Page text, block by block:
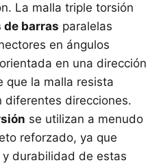
La malla triple torsión
de barras paralelas
en ángulos
en una dirección
que la malla resista
diferentes direcciones.
se utilizan a menudo
reforzado, ya que
durabilidad de estas